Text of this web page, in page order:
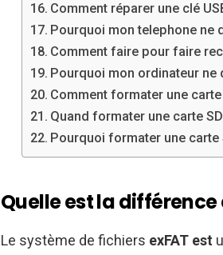
Comment réparer une clé
Pourquoi mon telephone ne
Comment faire pour faire
Pourquoi mon ordinateur ne
Comment formater une
Quand formater une carte
Pourquoi formater une carte
Quelle est la différence
Le système de fichiers exFAT est